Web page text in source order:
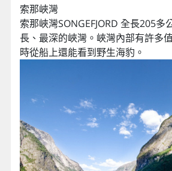
索那峽灣
索那峽灣SONGEFJORD 全長205多
長、最深的峽灣。峽灣內部有許多
時從船上還能看到野生海豹。